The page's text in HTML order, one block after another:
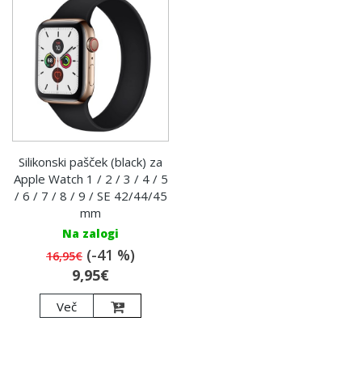
Silikonski pašček (black) za
Apple Watch 1 / 2 / 3 / 4 / 5
/ 6 / 7 / 8 / 9 / SE 42/44/45
mm
Na zalogi
16,95€ (-41 %)
9,95€
Več